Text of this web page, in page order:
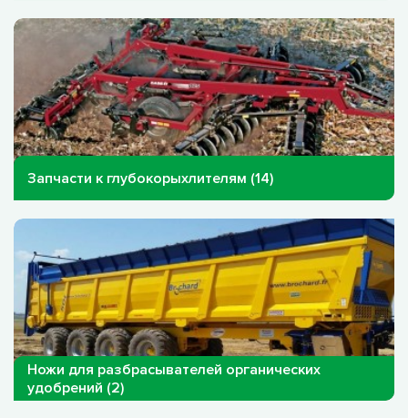
Запчасти к глубокорыхлителям (14)
Ножи для разбрасывателей органических
удобрений (2)